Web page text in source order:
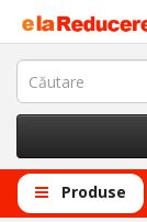
Produse